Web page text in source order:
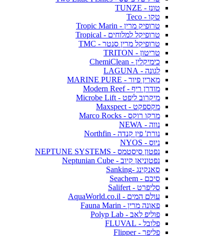
טונז - TUNZE
טקו - Teco
טרופיק מרין - Tropic Marin
טרופיקל למלוחים - Tropical
טרופיקל מרין סנטר - TMC
טריטון - TRITON
כימיקלין - ChemiClean
לגונה - LAGUNA
מארין פיור - MARINE PURE
מודרן ריף - Modern Reef
מיקרוב ליפט - Microbe Lift
מקספקט - Maxspect
מרקו רוקס - Marco Rocks
נווה - NEWA
נורת' פין קנדה - Northfin
ניוס - NYOS
נפטון סיסטמס - NEPTUNE SYSTEMS
נפטוניאן קיוב - Neptunian Cube
סאנקינג -Sanking
סיכם - Seachem
סליפרט - Salifert
עולם המים - AquaWorld.co.il
פאונה מרין - Fauna Marin
פוליפ לאב - Polyp Lab
פלובל - FLUVAL
פליפר - Flipper